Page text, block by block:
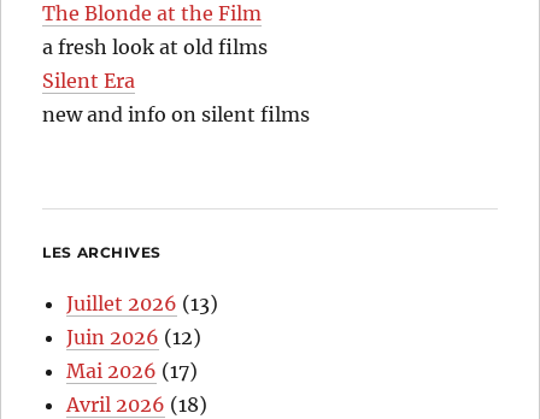
The Blonde at the Film
a fresh look at old films
Silent Era
new and info on silent films
LES ARCHIVES
Juillet 2026 (13)
Juin 2026 (12)
Mai 2026 (17)
Avril 2026 (18)